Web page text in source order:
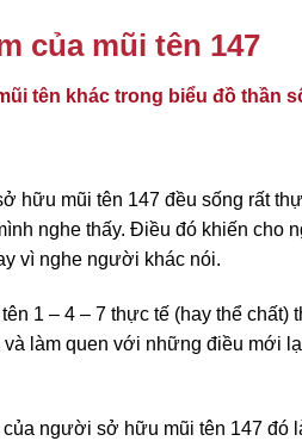
của mũi tên 147
tên khác trong biểu đồ thần
hữu mũi tên 147 đều sống rất
nghe thấy. Điều đó khiến cho
vì nghe người khác nói.
1 – 4 – 7 thực tế (hay thể
và làm quen với những điều mới
người sở hữu mũi tên 147